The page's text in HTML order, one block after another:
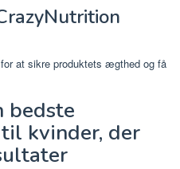
for at sikre produktets ægthed og få
bedste
kvinder, der